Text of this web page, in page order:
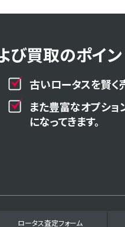
買取のポイン
古いロータスを賢く
また豊富なオプシ
になってきます。
ロータス査定フォーム